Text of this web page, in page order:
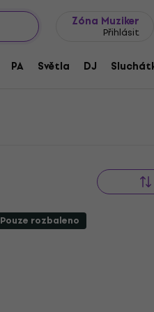
Zóna Muziker
Přihlásit
PA Světla DJ
Pouze rozbaleno